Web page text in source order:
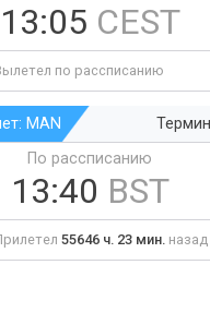
13:05 CEST
по рассписанию
MAN
По рассписанию
13:40 BST
55646 ч. 23 мин.